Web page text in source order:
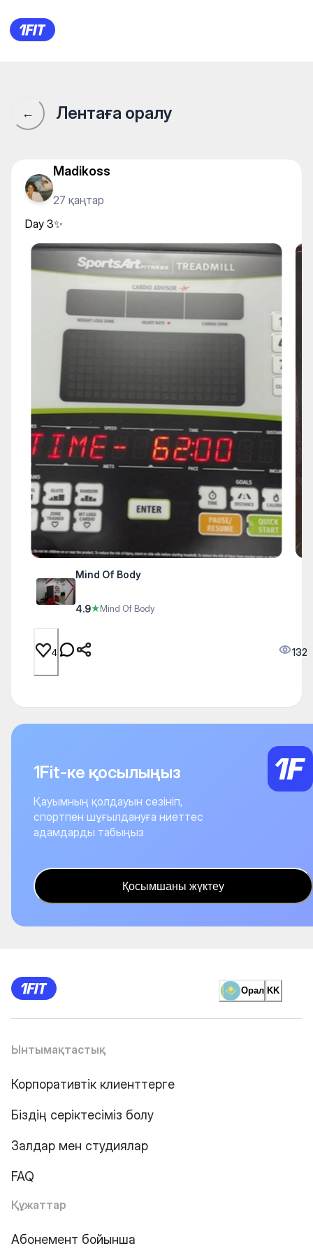
Mind Of Body — Gym
← Лентаға оралу
Madikoss
27 қаңтар
Day 3✨
Mind Of Body
4.9★Mind Of Body
4 132
1Fit-ке қосылыңыз
Қауымның қолдауын сезініп,
спортпен шұғылдануға ниеттес
адамдарды табыңыз
Қосымшаны жүктеу
Орал KK
Ынтымақтастық
Корпоративтік клиенттерге
Біздің серіктесіміз болу
Залдар мен студиялар
FAQ
Құжаттар
Абонемент бойынша